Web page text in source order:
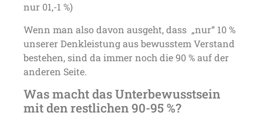
nur 01,-1 %)
Wenn man also davon ausgeht, dass „nur“ 10 %
unserer Denkleistung aus bewusstem Verstand
bestehen, sind da immer noch die 90 % auf der
anderen Seite.
Was macht das Unterbewusstsein
mit den restlichen 90-95 %?